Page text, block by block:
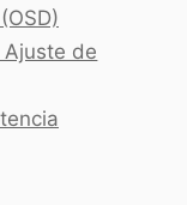
Ajuste de